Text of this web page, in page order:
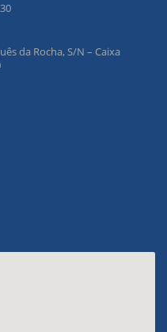
da Rocha, S/N – Caixa